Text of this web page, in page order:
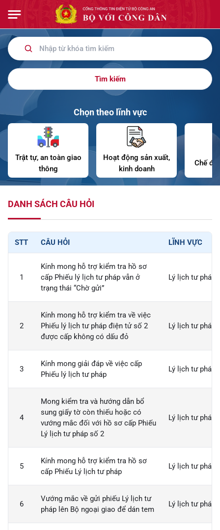
Tìm kiếm
Chọn theo lĩnh vực
Trật tự, an toàn giao
thông
Hoạt động sản xuất,
kinh doanh
Chế
DANH SÁCH CÂU HỎI
STT CÂU HỎI LĨNH VỰC
1
Kính mong hỗ trợ kiểm tra hồ sơ
cấp Phiếu lý lịch tư pháp vẫn ở
trạng thái “Chờ gửi”
Lý lịch tư pháp
2
Kính mong hỗ trợ kiểm tra về việc
Phiếu lý lịch tư pháp điện tử số 2
được cấp không có dấu đỏ
Lý lịch tư pháp
3
Kính mong giải đáp về việc cấp
Phiếu lý lịch tư pháp
Lý lịch tư pháp
4
Mong kiểm tra và hướng dẫn bổ
sung giấy tờ còn thiếu hoặc có
vướng mắc đối với hồ sơ cấp Phiếu
Lý lịch tư pháp số 2
Lý lịch tư pháp
5
Kính mong hỗ trợ kiểm tra hồ sơ
cấp Phiếu Lý lịch tư pháp
Lý lịch tư pháp
6
Vướng mắc về gửi phiếu Lý lịch tư
pháp lên Bộ ngoại giao để dán tem
Lý lịch tư pháp